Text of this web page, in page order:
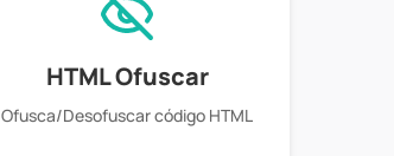
HTML Ofuscar
Ofusca/Desofuscar código HTML